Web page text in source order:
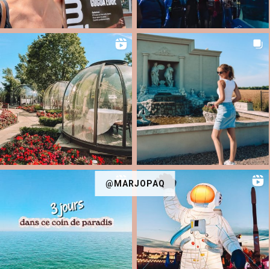
@MARJOPAQ